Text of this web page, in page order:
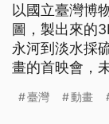
以國立臺灣博
圖，製出來的
永河到淡水採
畫的首映會，
臺灣 動畫